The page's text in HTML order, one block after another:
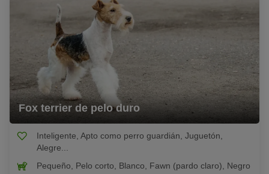
Fox terrier de pelo duro
Inteligente, Apto como perro guardián, Juguetón,
Alegre...
Pequeño, Pelo corto, Blanco, Fawn (pardo claro), Negro